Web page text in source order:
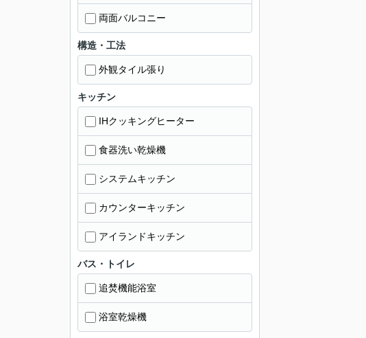
両面バルコニー
構造・工法
外観タイル張り
キッチン
IHクッキングヒーター
食器洗い乾燥機
システムキッチン
カウンターキッチン
アイランドキッチン
バス・トイレ
追焚機能浴室
浴室乾燥機